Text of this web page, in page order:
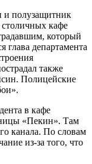
и полузащитник
кафе
который
глава департамента
также
Полицейские
в кафе
«Пекин». Там
канала. По словам
из-за того, что